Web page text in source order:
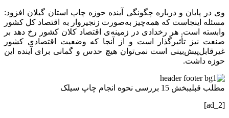
وی در پایان و درباره چگونگی آینده حوزه چاپ استان گیلان افزود:
مسئله اینجاست که همه‌چیز به‌صورت زنجیروار به اقتصاد کل کشور
وابسته است. هر رخدادی در زمینه‌ی اقتصاد کلان کشور رخ دهد بر
صنعت نیز تأثیرگذار است و از آنجا که وضعیت اقتصادی کشور
غیرقابل‌پیش‌بینی است نمی‌توان هیچ حدس و گمانی برای آینده این
حوزه داشت.
مطلب قبلیبخش 15 بررسی نحوه انجام چاپ سیلک
[ad_2]